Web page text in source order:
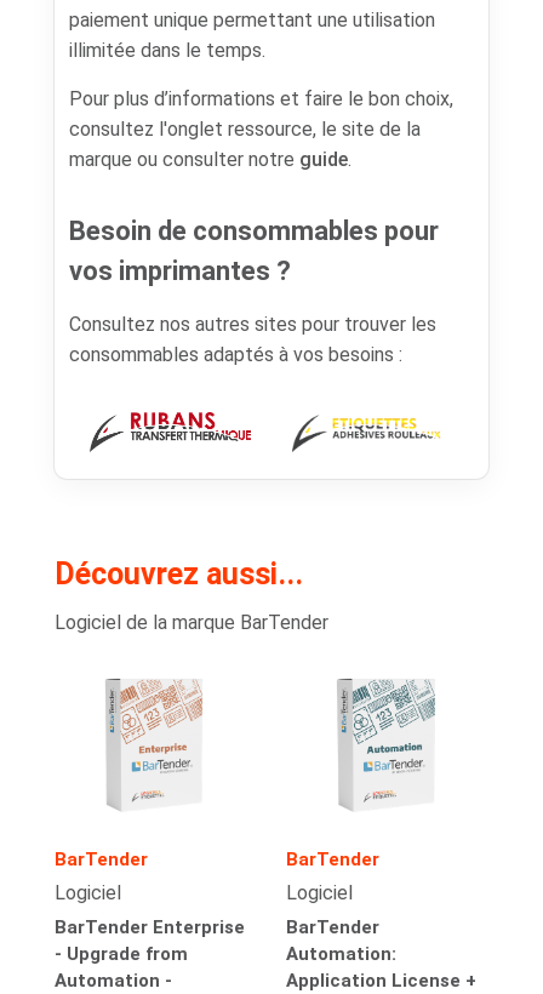
paiement unique permettant une utilisation
illimitée dans le temps.
Pour plus d’informations et faire le bon choix,
consultez l'onglet ressource, le site de la
marque ou consulter notre guide.
Besoin de consommables pour
vos imprimantes ?
Consultez nos autres sites pour trouver les
consommables adaptés à vos besoins :
Découvrez aussi...
Logiciel de la marque BarTender
BarTender
Logiciel
BarTender Enterprise
- Upgrade from
Automation -
BarTender
Logiciel
BarTender
Automation:
Application License +